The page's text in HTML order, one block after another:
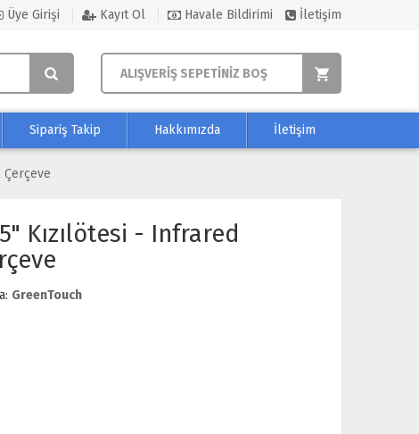
Üye Girişi Kayıt Ol Havale Bildirimi İletişim
ALIŞVERİŞ SEPETİNİZ BOŞ
Sipariş Takip Hakkımızda İletişim
Çerçeve
Kızılötesi - Infrared
GreenTouch